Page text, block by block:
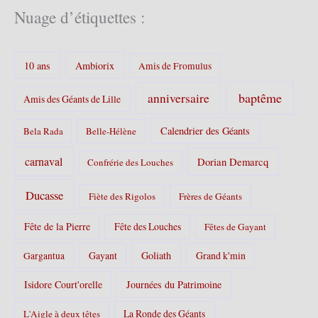
é
g
Nuage d’étiquettes :
10 ans Ambiorix Amis de Fromulus
Amis des Géants de Lille anniversaire baptême
Bela Rada Belle-Hélène Calendrier des Géants
carnaval Confrérie des Louches Dorian Demarcq
Ducasse Fiète des Rigolos Frères de Géants
Fête de la Pierre Fête des Louches Fêtes de Gayant
Gargantua Gayant Goliath Grand k'min
Isidore Court'orelle Journées du Patrimoine
L'Aigle à deux têtes La Ronde des Géants